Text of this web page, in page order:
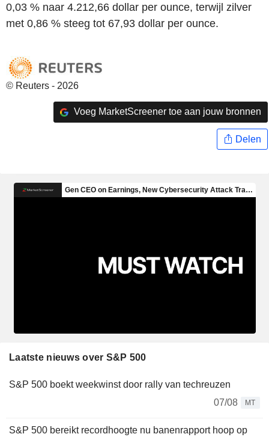
0,03 % naar 4.212,66 dollar per ounce, terwijl zilver
met 0,86 % steeg tot 67,93 dollar per ounce.
© Reuters - 2026
Voeg MarketScreener toe aan jouw bronnen
Delen
Laatste nieuws over S&P 500
S&P 500 boekt weekwinst door rally van techreuzen
07/08
MT
S&P 500 bereikt recordhoogte nu banenrapport hoop op